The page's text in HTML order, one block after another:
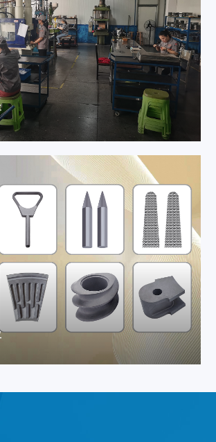
、精准”的原则，致力于碳化钨的注射成型
精准，耐磨耐腐蚀，尺寸不变形